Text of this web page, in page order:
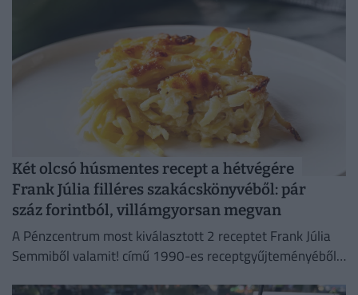
Két olcsó húsmentes recept a hétvégére
Frank Júlia filléres szakácskönyvéből: pár
száz forintból, villámgyorsan megvan
A Pénzcentrum most kiválasztott 2 receptet Frank Júlia
Semmiből valamit! című 1990-es receptgyűjteményéből